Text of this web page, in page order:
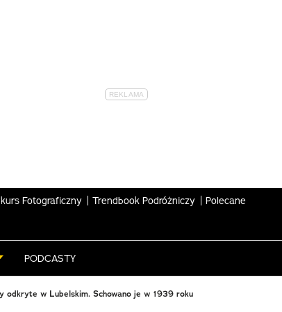
Fotograficzny Trendbook Podróżniczy Polecane
PODCASTY
odkryte w Lubelskim. Schowano je w 1939 roku